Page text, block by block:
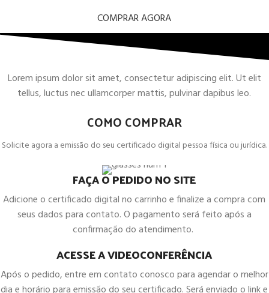
COMPRAR AGORA
Lorem ipsum dolor sit amet, consectetur adipiscing elit. Ut elit
tellus, luctus nec ullamcorper mattis, pulvinar dapibus leo.
COMO COMPRAR
Solicite agora a emissão do seu certificado digital pessoa física ou jurídica.
FAÇA O PEDIDO NO SITE
Adicione o certificado digital no carrinho e finalize a compra com
seus dados para contato. O pagamento será feito após a
confirmação do atendimento.
ACESSE A VIDEOCONFERÊNCIA
Após o pedido, entre em contato conosco para agendar o melhor